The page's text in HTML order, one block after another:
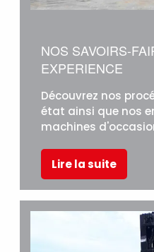
NOS SAVOIRS-
EXPERIENCE
Découvrez nos
état ainsi que nos
machines
Lire la suite